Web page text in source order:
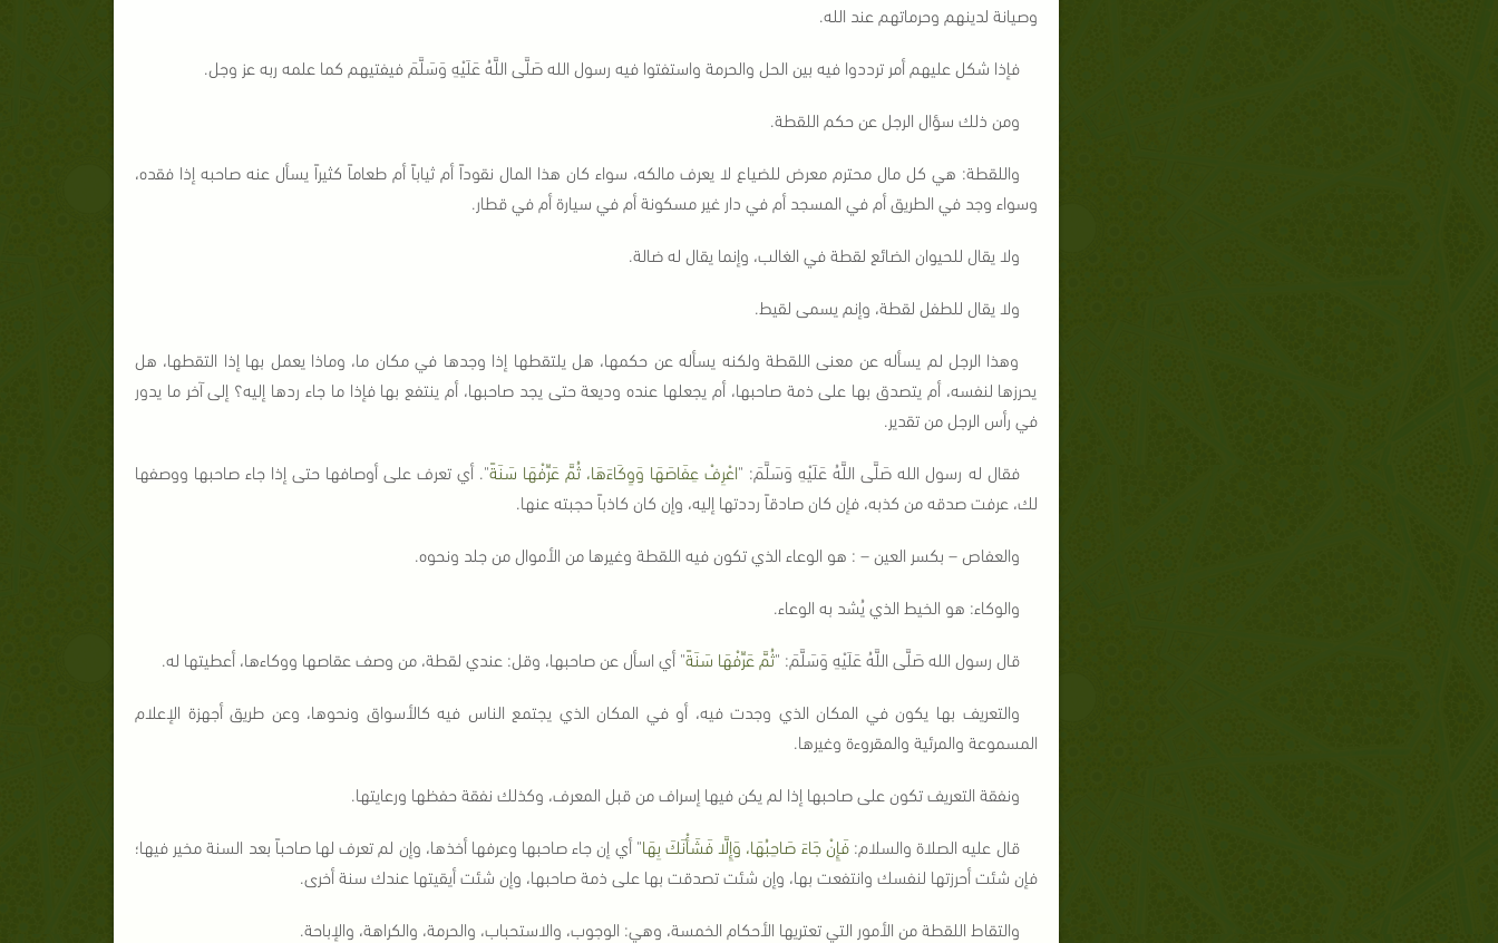
وصيانة لدينهم وحرماتهم عند الله.
فإذا شكل عليهم أمر ترددوا فيه بين الحل والحرمة واستفتوا فيه رسول الله صَلَّى اللَّهُ عَلَيْهِ وَسَلَّمَ فيفتيهم كما علمه ربه عز وجل.
ومن ذلك سؤال الرجل عن حكم اللقطة.
واللقطة: هي كل مال محترم معرض للضياع لا يعرف مالكه، سواء كان هذا المال نقوداً أم ثياباً أم طعاماً كثيراً يسأل عنه صاحبه إذا فقده،
وسواء وجد في الطريق أم في المسجد أم في دار غير مسكونة أم في سيارة أم في قطار.
ولا يقال للحيوان الضائع لقطة في الغالب، وإنما يقال له ضالة.
ولا يقال للطفل لقطة، وإنم يسمى لقيط.
وهذا الرجل لم يسأله عن معنى اللقطة ولكنه يسأله عن حكمها، هل يلتقطها إذا وجدها في مكان ما، وماذا يعمل بها إذا التقطها، هل
يحرزها لنفسه، أم يتصدق بها على ذمة صاحبها، أم يجعلها عنده وديعة حتى يجد صاحبها، أم ينتفع بها فإذا ما جاء ردها إليه؟ إلى آخر ما يدور
في رأس الرجل من تقدير.
فقال له رسول الله صَلَّى اللَّهُ عَلَيْهِ وَسَلَّمَ: "اعْرِفْ عِفَاصَهَا وَوِكَاءَهَا، ثُمَّ عَرِّفْهَا سَنَةً". أي تعرف على أوصافها حتى إذا جاء صاحبها ووصفها
لك، عرفت صدقه من كذبه، فإن كان صادقاً رددتها إليه، وإن كان كاذباً حجبته عنها.
والعفاص – بكسر العين – : هو الوعاء الذي تكون فيه اللقطة وغيرها من الأموال من جلد ونحوه.
والوكاء: هو الخيط الذي يُشد به الوعاء.
قال رسول الله صَلَّى اللَّهُ عَلَيْهِ وَسَلَّمَ: "ثُمَّ عَرِّفْهَا سَنَةً" أي اسأل عن صاحبها، وقل: عندي لقطة، من وصف عقاصها ووكاءها، أعطيتها له.
والتعريف بها يكون في المكان الذي وجدت فيه، أو في المكان الذي يجتمع الناس فيه كالأسواق ونحوها، وعن طريق أجهزة الإعلام
المسموعة والمرئية والمقروءة وغيرها.
ونفقة التعريف تكون على صاحبها إذا لم يكن فيها إسراف من قبل المعرف، وكذلك نفقة حفظها ورعايتها.
قال عليه الصلاة والسلام: فَإِنْ جَاءَ صَاحِبُهَا، وَإِلَّا فَشَأْنَكَ بِهَا" أي إن جاء صاحبها وعرفها أخذها، وإن لم تعرف لها صاحباً بعد السنة مخير فيها؛
فإن شئت أحرزتها لنفسك وانتفعت بها، وإن شئت تصدقت بها على ذمة صاحبها، وإن شئت أيقيتها عندك سنة أخرى.
والتقاط اللقطة من الأمور التي تعتريها الأحكام الخمسة، وهي: الوجوب، والاستحباب، والحرمة، والكراهة، والإباحة.